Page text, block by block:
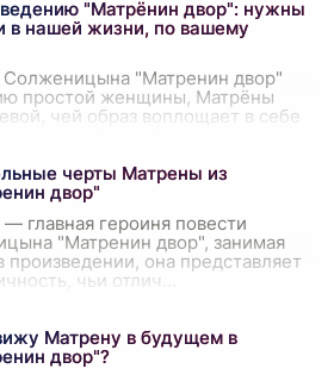
"Матрёнин двор": нужны
в нашей жизни, по вашему
Солженицына "Матренин двор"
простой женщины, Матрёны
чей образ воплощает в себе
в обычной
черты Матрены из
двор"
главная героиня повести
"Матренин двор", занимая
произведении, она представляет
чьи отлич
Матрену в будущем в
двор"?